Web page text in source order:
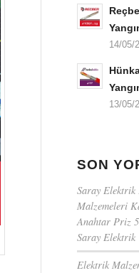
14/05/
13/05/
SON
Saray
Malzemeleri
Anahtar Priz
Saray Elektrik
Elektrik